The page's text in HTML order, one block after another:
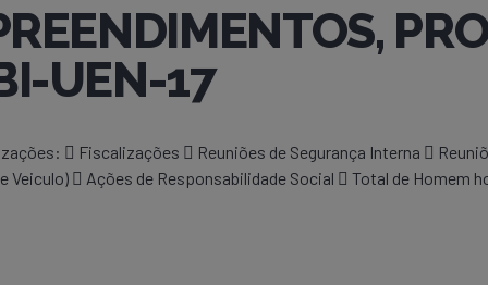
UEN-17
 Fiscalizações  Reuniões de Segurança Interna 
Veiculo)  Ações de Responsabilidade Social  Total de Homem